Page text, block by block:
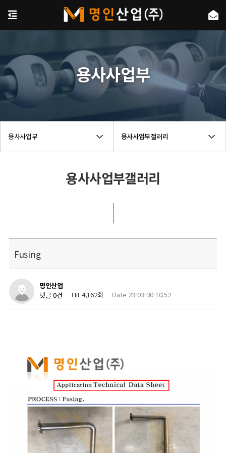
용사사업부 용사사업부갤러리
용사사업부
용사사업부갤러리
Fusing
명인산업
댓글 0건
Hit 4,162회 Date 23-03-30 10:52